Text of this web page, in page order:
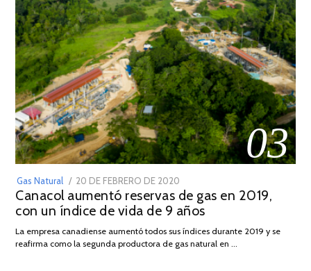
03
Gas Natural
POSTED
ON
20 DE FEBRERO DE 2020
DE
JULIO
2025
Canacol aumentó reservas de gas en 2019,
con un índice de vida de 9 años
La empresa canadiense aumentó todos sus índices durante 2019 y se
reafirma como la segunda productora de gas natural en …